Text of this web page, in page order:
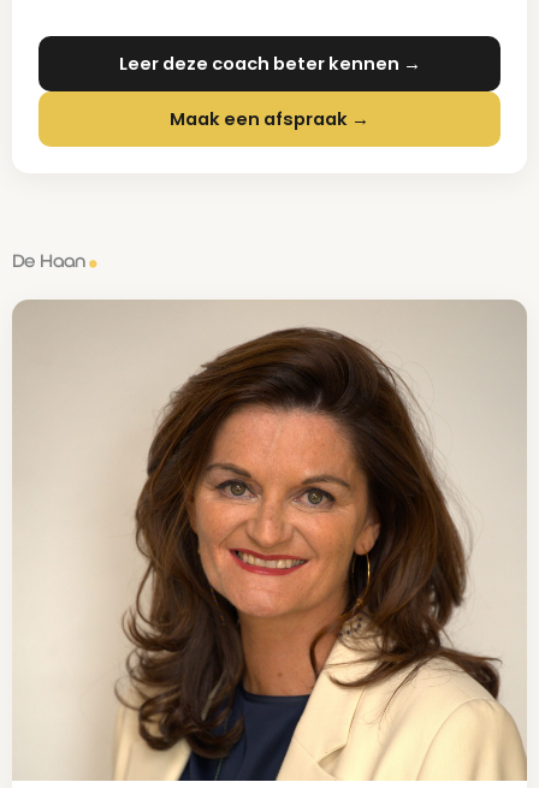
Leer deze coach beter kennen →
Maak een afspraak →
De Haan